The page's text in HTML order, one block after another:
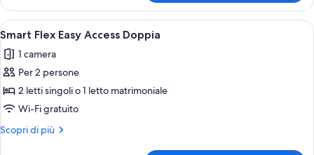
Easy
Access
Doppia
Apri
tutte
le
foto
per
Smart
Flex
Easy
Minibar, una scrivania, tende
3
Smart Flex Easy Access Doppia
1 camera
Per 2 persone
2 letti singoli o 1 letto matrimoniale
Wi-Fi gratuito
Scopri di più
Altri